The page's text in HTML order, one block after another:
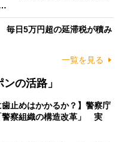
毎日5万円超の延滞税が積み
一覧を見る
の活路」
歯止めはかかるか？】警察庁
警察組織の構造改革」 実